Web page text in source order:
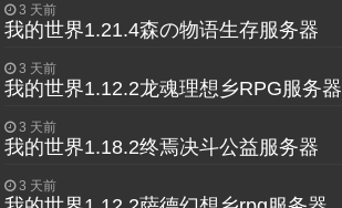
3 天前
我的世界1.21.4森の物语生存服务器
3 天前
我的世界1.12.2龙魂理想乡RPG服务器
3 天前
我的世界1.18.2终焉决斗公益服务器
3 天前